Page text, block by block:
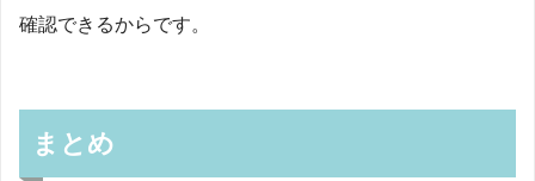
確認できるからです。
まとめ